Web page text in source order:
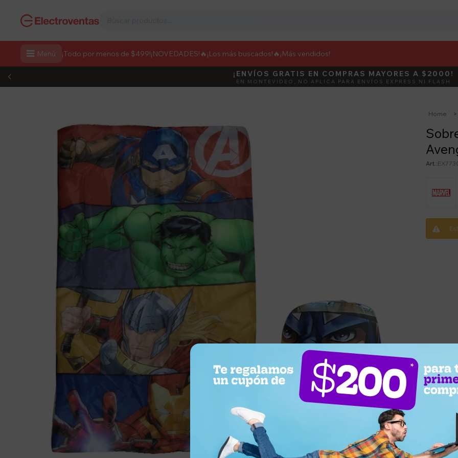
 Menú ¡Todo por menos de $499!¡NOVEDADES! 🔥¡Los más buscados!🔥 ¡Más vendidos!
DEBUT ACTIVÁ
¡ENVÍOS GRATIS EN COMPRAS MAYORES A $2000!
EN MONTEVIDEO, NO APLICA PARA ENVÍOS EXPRESS NI FLASH
Home